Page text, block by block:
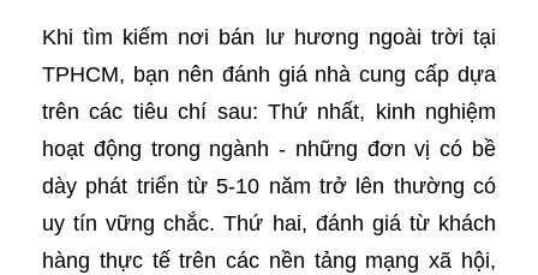
Khi tìm kiếm nơi bán lư hương ngoài trời tại
TPHCM, bạn nên đánh giá nhà cung cấp dựa
trên các tiêu chí sau: Thứ nhất, kinh nghiệm
hoạt động trong ngành - những đơn vị có bề
dày phát triển từ 5-10 năm trở lên thường có
uy tín vững chắc. Thứ hai, đánh giá từ khách
hàng thực tế trên các nền tảng mạng xã hội,